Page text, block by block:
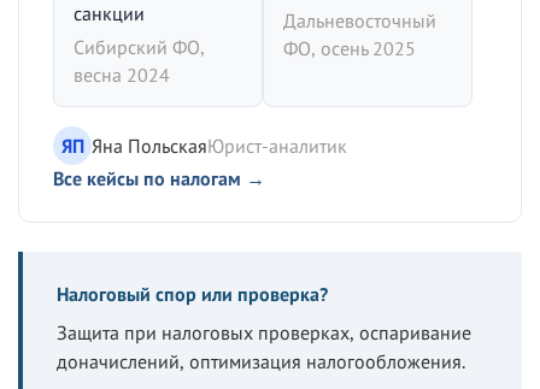
санкции
Сибирский ФО,
весна 2024
Дальневосточный
ФО, осень 2025
ЯП Яна ПольскаяЮрист-аналитик
Все кейсы по налогам →
Налоговый спор или проверка?
Защита при налоговых проверках, оспаривание
доначислений, оптимизация налогообложения.